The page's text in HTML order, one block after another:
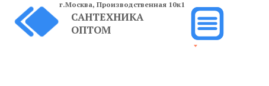
САНТЕХНИКА
ОПТОМ
г.Москва, Производственная 10к1